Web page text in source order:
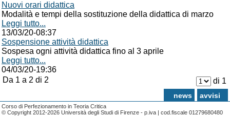
Nuovi orari didattica
Modalità e tempi della sostituzione della didattica di marzo
Leggi tutto...
13/03/20-08:37
Sospensione attività didattica
Sospesa ogni attività didattica fino al 3 aprile
Leggi tutto...
04/03/20-19:36
Da 1 a 2 di 2
di 1
news avvisi
Corso di Perfezionamento in Teoria Critica
© Copyright 2012-2026 Università degli Studi di Firenze - p.iva | cod.fiscale 01279680480